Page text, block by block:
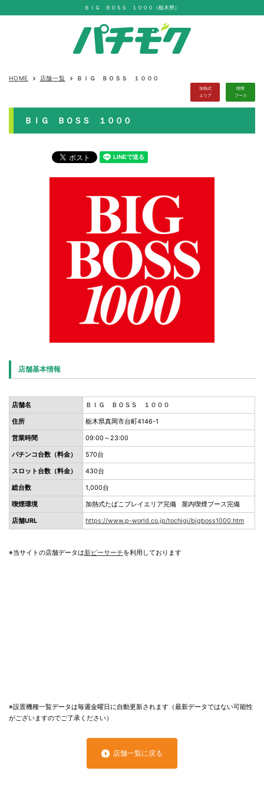
ＢＩＧ ＢＯＳＳ １０００（栃木県）
HOME keyboard_arrow_right 店舗一覧 keyboard_arrow_right ＢＩＧ ＢＯＳＳ １０００
加熱式
エリア
喫煙
ブース
ＢＩＧ ＢＯＳＳ １０００
店舗基本情報
店舗名 ＢＩＧ ＢＯＳＳ １０００
住所 栃木県真岡市台町4146-1
営業時間 09:00～23:00
パチンコ台数（料金） 570台
スロット台数（料金） 430台
総台数 1,000台
喫煙環境 加熱式たばこプレイエリア完備 屋内喫煙ブース完備
店舗URL https://www.p-world.co.jp/tochigi/bigboss1000.htm
※当サイトの店舗データは新ピーサーチを利用しております
※設置機種一覧データは毎週金曜日に自動更新されます（最新データではない可能性
がございますのでご了承ください）
店舗一覧に戻る